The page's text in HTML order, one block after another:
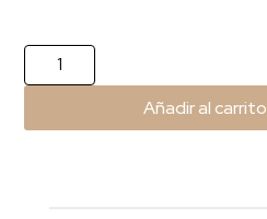
Hareem
Al
Añadir al carrito